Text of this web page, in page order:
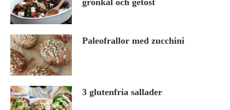
grönkål och getost
Paleofrallor med zucchini
3 glutenfria sallader